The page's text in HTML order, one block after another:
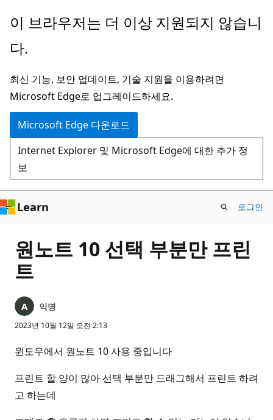
주
콘
츠
로
건
너
뛰
기
이 브라우저는 더 이상 지원되지 않습니
다.
최신 기능, 보안 업데이트, 기술 지원을 이용하려면
Microsoft Edge로 업그레이드하세요.
Microsoft Edge 다운로드
Internet Explorer 및 Microsoft Edge에 대한 추가 정
보
Learn 로그인
원노트 10 선택 부분만 프린
트
익명
2023년 10월 12일 오전 2:13
윈도우에서 원노트 10 사용 중입니다
프린트 할 양이 많아 선택 부분만 드래그해서 프린트 하려
고 하는데